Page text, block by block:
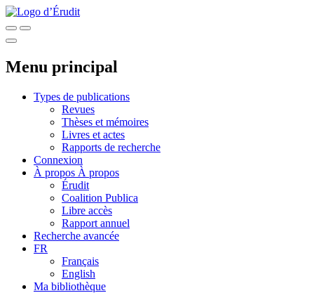
Menu principal
Types de publications
Revues
Thèses et mémoires
Livres et actes
Rapports de recherche
Connexion
À propos À propos
Érudit
Coalition Publica
Libre accès
Rapport annuel
Recherche avancée
FR
Français
English
Ma bibliothèque